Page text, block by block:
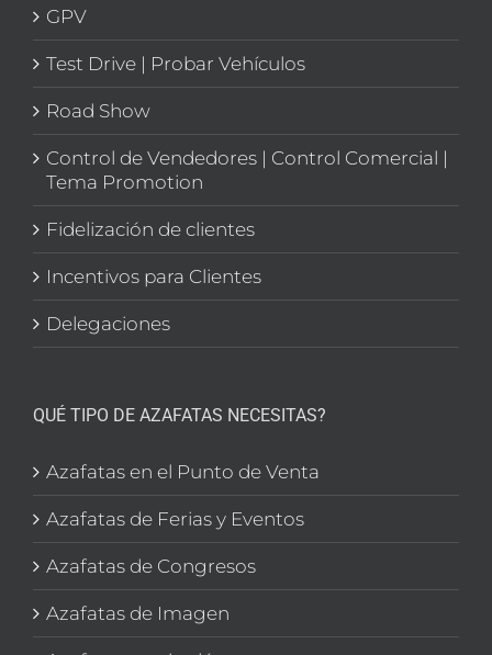
GPV
Test Drive | Probar Vehículos
Road Show
Control de Vendedores | Control Comercial |
Tema Promotion
Fidelización de clientes
Incentivos para Clientes
Delegaciones
QUÉ TIPO DE AZAFATAS NECESITAS?
Azafatas en el Punto de Venta
Azafatas de Ferias y Eventos
Azafatas de Congresos
Azafatas de Imagen